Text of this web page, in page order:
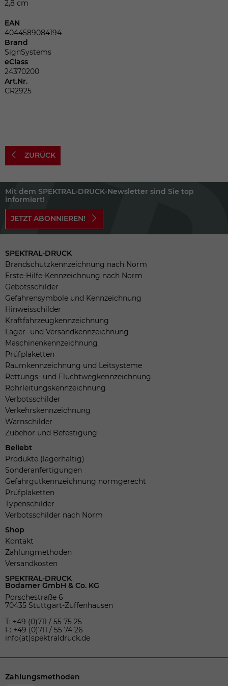
2,8 cm
EAN
4044589084194
Brand
SignSystems
eClass
24370200
Art.Nr.
CR2925
ZURÜCK
Mit dem SPEKTRAL-DRUCK-Newsletter sind Sie top
informiert!
JETZT ABONNIEREN!
SPEKTRAL-DRUCK
Brandschutzkennzeichnung nach Norm
Erste-Hilfe-Kennzeichnung nach Norm
Gebotsschilder
Gefahrensymbole und Kennzeichnung
Hinweisschilder
Kraftfahrzeugkennzeichnung
Lager- und Versandkennzeichnung
Maschinenkennzeichnung
Prüfplaketten
Raumkennzeichnung und Leitsysteme
Rettungs- und Fluchtwegkennzeichnung
Rohrleitungskennzeichnung
Verbotsschilder
Verkehrskennzeichnung
Warnschilder
Zubehör und Befestigung
Beliebt
Produkte (lagerhaltig)
Sonderanfertigungen
Gefahrgutkennzeichnung normgerecht
Prüfplaketten
Typenschilder
Verbotsschilder nach Norm
Shop
Kontakt
Zahlungmethoden
Versandkosten
SPEKTRAL-DRUCK
Bodamer GmbH & Co. KG
Porschestraße 6
70435 Stuttgart-Zuffenhausen
T: +49 (0)711 / 55 75 25
F: +49 (0)711 / 55 74 26
info(at)spektraldruck.de
Zahlungsmethoden
Zweck
Name
festhalten des Login Status.